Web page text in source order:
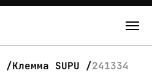
Клемма SUPU 241334